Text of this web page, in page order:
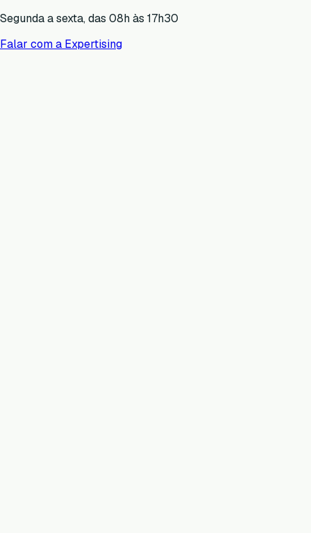
Segunda a sexta, das 08h às 17h30
Falar com a Expertising